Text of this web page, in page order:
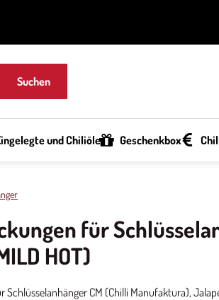
Suchen
und Chiliöle Geschenkbox
für
HOT)
Schlüsselanhänger CM (Chilli Manufaktura),